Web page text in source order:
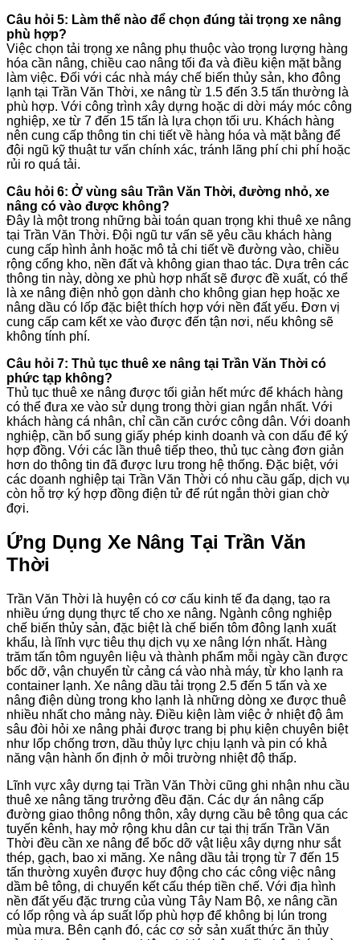
Câu hỏi 5: Làm thế nào để chọn đúng tải trọng xe nâng
phù hợp?
Việc chọn tải trọng xe nâng phụ thuộc vào trọng lượng hàng
hóa cần nâng, chiều cao nâng tối đa và điều kiện mặt bằng
làm việc. Đối với các nhà máy chế biến thủy sản, kho đông
lạnh tại Trần Văn Thời, xe nâng từ 1.5 đến 3.5 tấn thường là
phù hợp. Với công trình xây dựng hoặc di dời máy móc công
nghiệp, xe từ 7 đến 15 tấn là lựa chọn tối ưu. Khách hàng
nên cung cấp thông tin chi tiết về hàng hóa và mặt bằng để
đội ngũ kỹ thuật tư vấn chính xác, tránh lãng phí chi phí hoặc
rủi ro quá tải.
Câu hỏi 6: Ở vùng sâu Trần Văn Thời, đường nhỏ, xe
nâng có vào được không?
Đây là một trong những bài toán quan trọng khi thuê xe nâng
tại Trần Văn Thời. Đội ngũ tư vấn sẽ yêu cầu khách hàng
cung cấp hình ảnh hoặc mô tả chi tiết về đường vào, chiều
rộng cổng kho, nền đất và không gian thao tác. Dựa trên các
thông tin này, dòng xe phù hợp nhất sẽ được đề xuất, có thể
là xe nâng điện nhỏ gọn dành cho không gian hẹp hoặc xe
nâng dầu có lốp đặc biệt thích hợp với nền đất yếu. Đơn vị
cung cấp cam kết xe vào được đến tận nơi, nếu không sẽ
không tính phí.
Câu hỏi 7: Thủ tục thuê xe nâng tại Trần Văn Thời có
phức tạp không?
Thủ tục thuê xe nâng được tối giản hết mức để khách hàng
có thể đưa xe vào sử dụng trong thời gian ngắn nhất. Với
khách hàng cá nhân, chỉ cần căn cước công dân. Với doanh
nghiệp, cần bổ sung giấy phép kinh doanh và con dấu để ký
hợp đồng. Với các lần thuê tiếp theo, thủ tục càng đơn giản
hơn do thông tin đã được lưu trong hệ thống. Đặc biệt, với
các doanh nghiệp tại Trần Văn Thời có nhu cầu gấp, dịch vụ
còn hỗ trợ ký hợp đồng điện tử để rút ngắn thời gian chờ
đợi.
Ứng Dụng Xe Nâng Tại Trần Văn
Thời
Trần Văn Thời là huyện có cơ cấu kinh tế đa dạng, tạo ra
nhiều ứng dụng thực tế cho xe nâng. Ngành công nghiệp
chế biến thủy sản, đặc biệt là chế biến tôm đông lạnh xuất
khẩu, là lĩnh vực tiêu thụ dịch vụ xe nâng lớn nhất. Hàng
trăm tấn tôm nguyên liệu và thành phẩm mỗi ngày cần được
bốc dỡ, vận chuyển từ cảng cá vào nhà máy, từ kho lạnh ra
container lạnh. Xe nâng dầu tải trọng 2.5 đến 5 tấn và xe
nâng điện dùng trong kho lạnh là những dòng xe được thuê
nhiều nhất cho mảng này. Điều kiện làm việc ở nhiệt độ âm
sâu đòi hỏi xe nâng phải được trang bị phụ kiện chuyên biệt
như lốp chống trơn, dầu thủy lực chịu lạnh và pin có khả
năng vận hành ổn định ở môi trường nhiệt độ thấp.
Lĩnh vực xây dựng tại Trần Văn Thời cũng ghi nhận nhu cầu
thuê xe nâng tăng trưởng đều đặn. Các dự án nâng cấp
đường giao thông nông thôn, xây dựng cầu bê tông qua các
tuyến kênh, hay mở rộng khu dân cư tại thị trấn Trần Văn
Thời đều cần xe nâng để bốc dỡ vật liệu xây dựng như sắt
thép, gạch, bao xi măng. Xe nâng dầu tải trọng từ 7 đến 15
tấn thường xuyên được huy động cho các công việc nâng
dầm bê tông, di chuyển kết cấu thép tiền chế. Với địa hình
nền đất yếu đặc trưng của vùng Tây Nam Bộ, xe nâng cần
có lốp rộng và áp suất lốp phù hợp để không bị lún trong
mùa mưa. Bên cạnh đó, các cơ sở sản xuất thức ăn thủy